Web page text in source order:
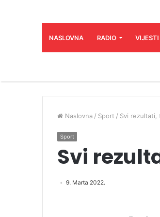
NASLOVNA RADIO VIJESTI
Naslovna / Sport / Svi rezultati,
Sport
Svi
9. Marta 2022.